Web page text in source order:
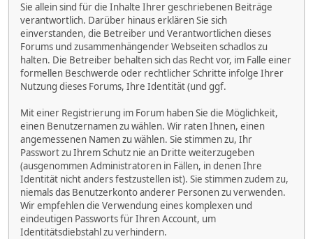
Sie allein sind für die Inhalte Ihrer geschriebenen Beiträge
verantwortlich. Darüber hinaus erklären Sie sich
einverstanden, die Betreiber und Verantwortlichen dieses
Forums und zusammenhängender Webseiten schadlos zu
halten. Die Betreiber behalten sich das Recht vor, im Falle einer
formellen Beschwerde oder rechtlicher Schritte infolge Ihrer
Nutzung dieses Forums, Ihre Identität (und ggf.
Mit einer Registrierung im Forum haben Sie die Möglichkeit,
einen Benutzernamen zu wählen. Wir raten Ihnen, einen
angemessenen Namen zu wählen. Sie stimmen zu, Ihr
Passwort zu Ihrem Schutz nie an Dritte weiterzugeben
(ausgenommen Administratoren in Fällen, in denen Ihre
Identität nicht anders festzustellen ist). Sie stimmen zudem zu,
niemals das Benutzerkonto anderer Personen zu verwenden.
Wir empfehlen die Verwendung eines komplexen und
eindeutigen Passworts für Ihren Account, um
Identitätsdiebstahl zu verhindern.